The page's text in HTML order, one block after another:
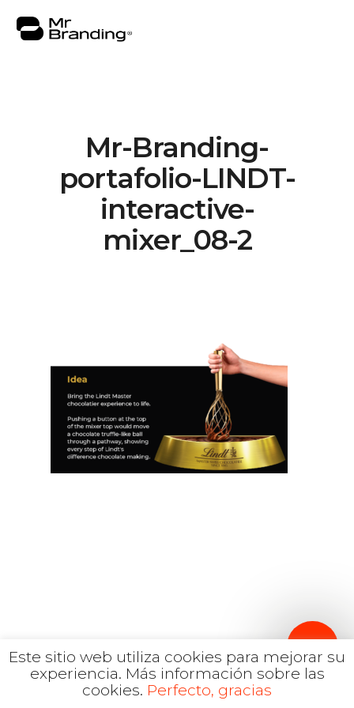
Mr-Branding-
portafolio-LINDT-
interactive-
mixer_08-2
Nosotros
Portafolio
Asesorías
Inglés
hola@mrbranding.co
+57 313 4561167
Este sitio web utiliza cookies para mejorar su
experiencia. Más información sobre las
cookies. Perfecto, gracias